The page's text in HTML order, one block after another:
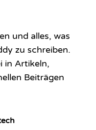
und alles, was
zu schreiben.
in Artikeln,
Beiträgen